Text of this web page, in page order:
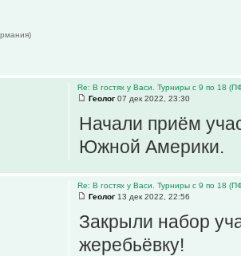
Re: В гостях у Васи. Турниры с 9 по 18
Геолог 07 дек 2022, 23:30
Начали приём
Южной Америки.
Re: В гостях у Васи. Турниры с 9 по 18
Геолог 13 дек 2022, 22:56
Закрыли набор
жеребьёвку!